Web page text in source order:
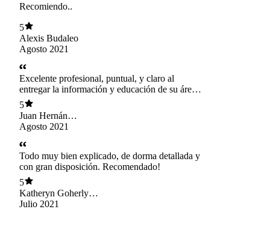
Recomiendo..
5
Alexis Budaleo
Agosto 2021
Excelente profesional, puntual, y claro al
entregar la información y educación de su área,
muy agradecido.
5
Juan Hernán
Llancapán Tranamil
Agosto 2021
Todo muy bien explicado, de dorma detallada y
con gran disposición. Recomendado!
5
Katheryn Goherly
Vergara
Julio 2021